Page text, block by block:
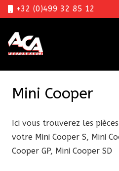
+32 (0)499 32 85 12
Mini Cooper
Ici vous trouverez les
votre Mini Cooper S, Mini
Cooper GP, Mini Cooper SD